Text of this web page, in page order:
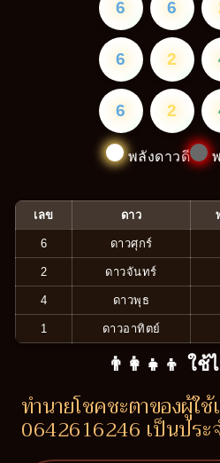
6 6
6 2
6 2
พลังดาวดี พ
เลข ดาว
6 ดาวศุกร์
2 ดาวจันทร์
4 ดาวพุธ
1 ดาวอาทิตย์
👨‍👩‍👧‍👦 ใช้
ทำนายโชคชะตาของผู้ใช้
0642616246 เป็นประ